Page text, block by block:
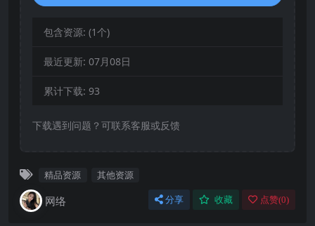
包含资源: (1个)
最近更新: 07月08日
累计下载: 93
下载遇到问题？可联系客服或反馈
精品资源 其他资源
网络 分享 收藏 点赞(0)